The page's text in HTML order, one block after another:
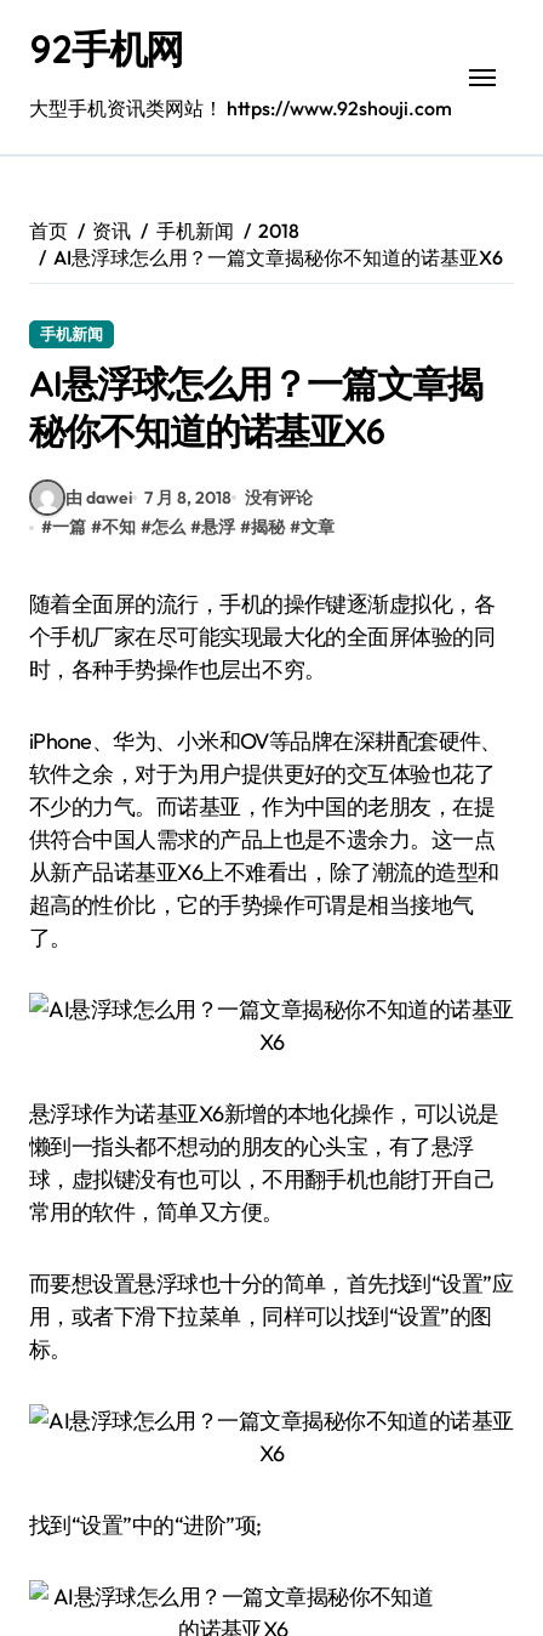
92手机网
大型手机资讯类网站！ https://www.92shouji.com
首页 资讯 手机新闻
2018
AI悬浮球怎么用？一篇文章揭秘你不知道的诺基亚X6
手机新闻
AI悬浮球怎么用？一篇文章揭
秘你不知道的诺基亚X6
由 dawei 7 月 8, 2018 没有评论
#一篇 #不知 #怎么 #悬浮 #揭秘 #文章
随着全面屏的流行，手机的操作键逐渐虚拟化，各
个手机厂家在尽可能实现最大化的全面屏体验的同
时，各种手势操作也层出不穷。
iPhone、华为、小米和OV等品牌在深耕配套硬件、
软件之余，对于为用户提供更好的交互体验也花了
不少的力气。而诺基亚，作为中国的老朋友，在提
供符合中国人需求的产品上也是不遗余力。这一点
从新产品诺基亚X6上不难看出，除了潮流的造型和
超高的性价比，它的手势操作可谓是相当接地气
了。
悬浮球作为诺基亚X6新增的本地化操作，可以说是
懒到一指头都不想动的朋友的心头宝，有了悬浮
球，虚拟键没有也可以，不用翻手机也能打开自己
常用的软件，简单又方便。
而要想设置悬浮球也十分的简单，首先找到“设置”应
用，或者下滑下拉菜单，同样可以找到“设置”的图
标。
找到“设置”中的“进阶”项;